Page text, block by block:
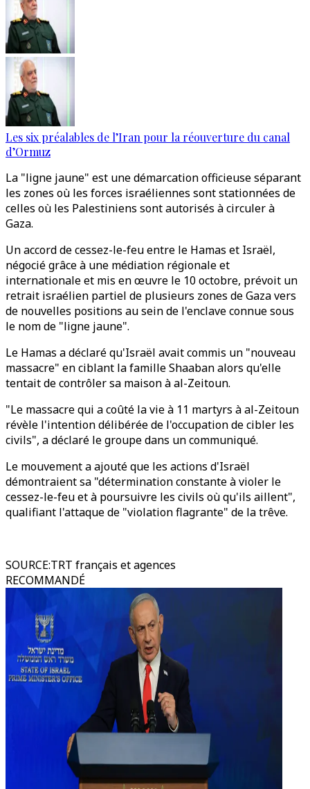
Les six préalables de l’Iran pour la réouverture du canal
d’Ormuz
La "ligne jaune" est une démarcation officieuse séparant
les zones où les forces israéliennes sont stationnées de
celles où les Palestiniens sont autorisés à circuler à
Gaza.
Un accord de cessez-le-feu entre le Hamas et Israël,
négocié grâce à une médiation régionale et
internationale et mis en œuvre le 10 octobre, prévoit un
retrait israélien partiel de plusieurs zones de Gaza vers
de nouvelles positions au sein de l'enclave connue sous
le nom de "ligne jaune".
Le Hamas a déclaré qu'Israël avait commis un "nouveau
massacre" en ciblant la famille Shaaban alors qu'elle
tentait de contrôler sa maison à al-Zeitoun.
"Le massacre qui a coûté la vie à 11 martyrs à al-Zeitoun
révèle l'intention délibérée de l'occupation de cibler les
civils", a déclaré le groupe dans un communiqué.
Le mouvement a ajouté que les actions d'Israël
démontraient sa "détermination constante à violer le
cessez-le-feu et à poursuivre les civils où qu'ils aillent",
qualifiant l'attaque de "violation flagrante" de la trêve.
SOURCE:TRT français et agences
RECOMMANDÉ